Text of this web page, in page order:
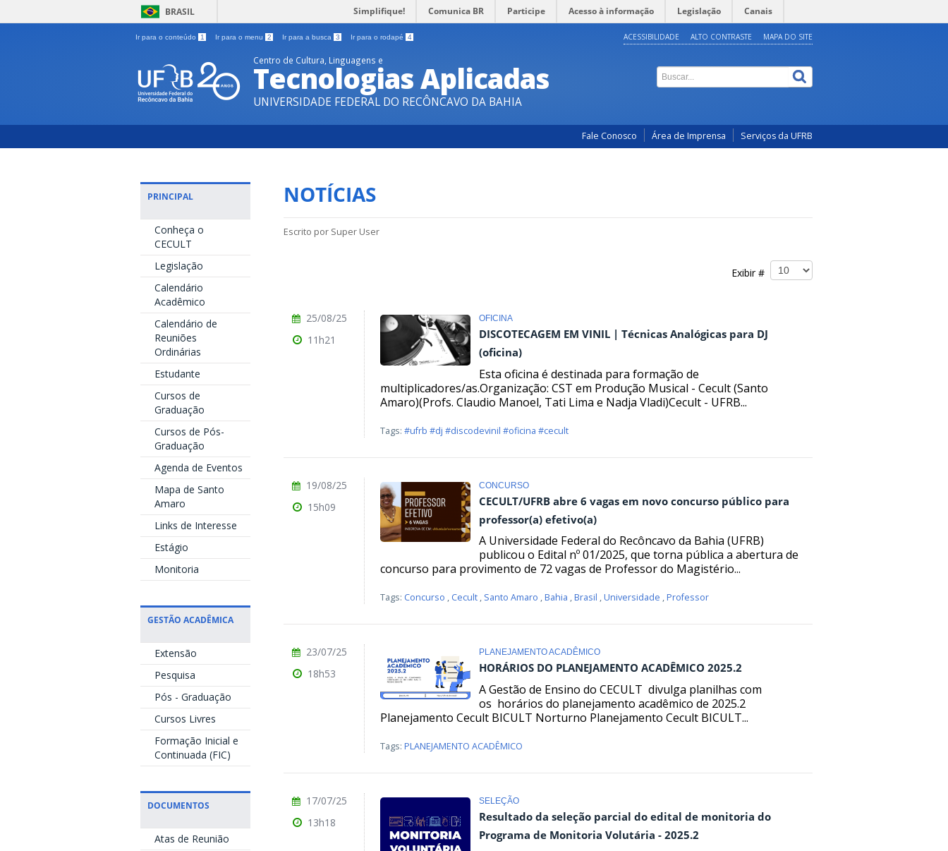
BRASIL Simplifique! Comunica BR Participe Acesso à informação Legislação Canais
Ir para o conteúdo 1 Ir para o menu 2 Ir para a busca 3 Ir para o rodapé 4 ACESSIBILIDADE ALTO CONTRASTE MAPA DO SITE
Centro de Cultura, Linguagens e
Tecnologias Aplicadas
UNIVERSIDADE FEDERAL DO RECÔNCAVO DA BAHIA
Fale Conosco Área de Imprensa Serviços da UFRB
PRINCIPAL
Conheça o
CECULT
Legislação
Calendário
Acadêmico
Calendário de
Reuniões
Ordinárias
Estudante
Cursos de
Graduação
Cursos de Pós-
Graduação
Agenda de Eventos
Mapa de Santo
Amaro
Links de Interesse
Estágio
Monitoria
GESTÃO ACADÊMICA
Extensão
Pesquisa
Pós - Graduação
Cursos Livres
Formação Inicial e
Continuada (FIC)
DOCUMENTOS
Atas de Reunião
NOTÍCIAS
Escrito por Super User
Exibir #
OFICINA
DISCOTECAGEM EM VINIL | Técnicas Analógicas para DJ
(oficina)
Esta oficina é destinada para formação de
multiplicadores/as.Organização: CST em Produção Musical - Cecult (Santo
Amaro)(Profs. Claudio Manoel, Tati Lima e Nadja Vladi)Cecult - UFRB...
Tags:#ufrb #dj #discodevinil #oficina #cecult
25/08/25
11h21
CONCURSO
CECULT/UFRB abre 6 vagas em novo concurso público para
professor(a) efetivo(a)
A Universidade Federal do Recôncavo da Bahia (UFRB)
publicou o Edital nº 01/2025, que torna pública a abertura de
concurso para provimento de 72 vagas de Professor do Magistério...
Tags: Concurso , Cecult , Santo Amaro ,Bahia ,Brasil ,Universidade ,Professor
19/08/25
15h09
PLANEJAMENTO ACADÊMICO
HORÁRIOS DO PLANEJAMENTO ACADÊMICO 2025.2
A Gestão de Ensino do CECULT divulga planilhas com
os horários do planejamento acadêmico de 2025.2
Planejamento Cecult BICULT Norturno Planejamento Cecult BICULT...
Tags:PLANEJAMENTO ACADÊMICO
23/07/25
18h53
SELEÇÃO
Resultado da seleção parcial do edital de monitoria do
Programa de Monitoria Volutária - 2025.2
17/07/25
13h18